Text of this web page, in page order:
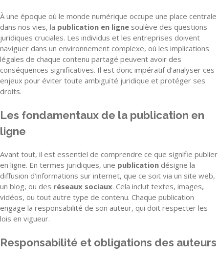
À une époque où le monde numérique occupe une place centrale
dans nos vies, la publication en ligne soulève des questions
juridiques cruciales. Les individus et les entreprises doivent
naviguer dans un environnement complexe, où les implications
légales de chaque contenu partagé peuvent avoir des
conséquences significatives. Il est donc impératif d’analyser ces
enjeux pour éviter toute ambiguïté juridique et protéger ses
droits.
Les fondamentaux de la publication en
ligne
Avant tout, il est essentiel de comprendre ce que signifie publier
en ligne. En termes juridiques, une publication désigne la
diffusion d’informations sur internet, que ce soit via un site web,
un blog, ou des réseaux sociaux. Cela inclut textes, images,
vidéos, ou tout autre type de contenu. Chaque publication
engage la responsabilité de son auteur, qui doit respecter les
lois en vigueur.
Responsabilité et obligations des auteurs